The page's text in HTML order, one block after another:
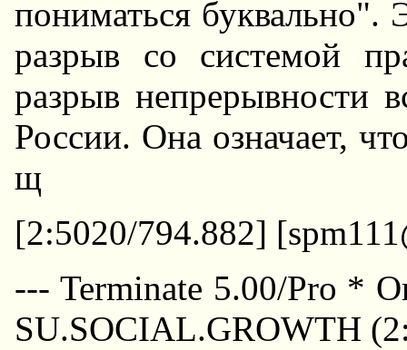
пониматься буквально".
разрыв со системой
разрыв непрерывности
России. Она означает,
щ
[2:5020/794.882]
--- Terminate 5.00/Pro *
SU.SOCIAL.GROWTH